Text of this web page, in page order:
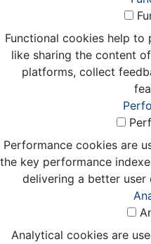
Functional cookies help
like sharing the content
platforms, collect
Performance cookies are
the key performance
delivering a better
Analytical cookies are